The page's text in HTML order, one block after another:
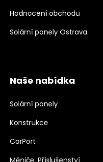
Hodnocení obchodu
Solární panely Ostrava
Naše nabídka
Solární panely
Konstrukce
CarPort
Měniče, Příslušenství